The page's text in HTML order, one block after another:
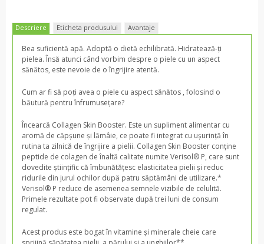
Herbalife Skin
Ten - intinerire
Corp
Par
Descriere Eticheta produsului Avantaje
Bea suficientă apă. Adoptă o dietă echilibrată. Hidratează-ți
pielea. Însă atunci când vorbim despre o piele cu un aspect
sănătos, este nevoie de o îngrijire atentă.
Cum ar fi să poți avea o piele cu aspect sănătos , folosind o
băutură pentru înfrumusețare?
Încearcă Collagen Skin Booster. Este un supliment alimentar cu
aromă de căpșune și lămâie, ce poate fi integrat cu ușurință în
rutina ta zilnică de îngrijire a pielii. Collagen Skin Booster conține
peptide de colagen de înaltă calitate numite Verisol® P, care sunt
dovedite științific că îmbunătățesc elasticitatea pielii și reduc
ridurile din jurul ochilor după patru săptămâni de utilizare.*
Verisol® P reduce de asemenea semnele vizibile de celulită.
Primele rezultate pot fi observate după trei luni de consum
regulat.
Acest produs este bogat în vitamine și minerale cheie care